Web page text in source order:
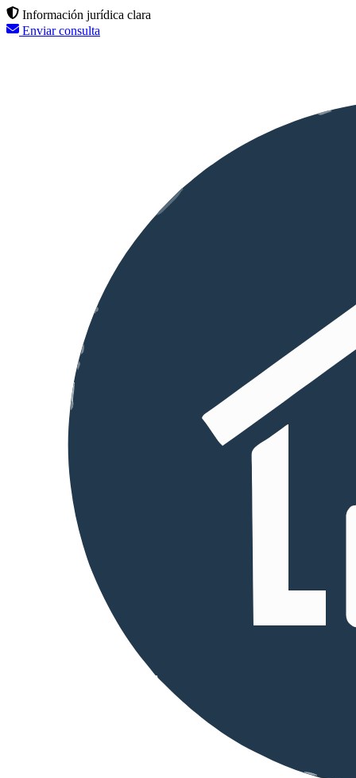
Información jurídica clara
Enviar consulta